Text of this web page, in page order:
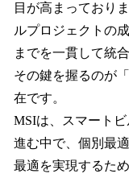
目が高まっており
ルプロジェクトの
までを一貫して統
その鍵を握るのが
在です。
MSIは、スマート
進む中で、個別最
最適を実現するた